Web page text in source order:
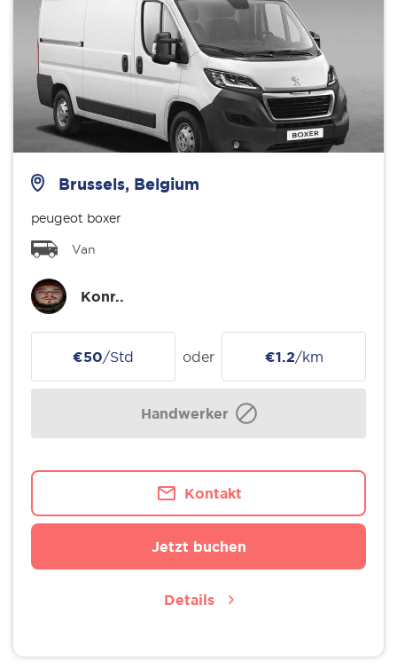
Brussels, Belgium
peugeot boxer
Van
Konr..
€50/Std oder €1.2/km
Handwerker
Kontakt
Jetzt buchen
Details